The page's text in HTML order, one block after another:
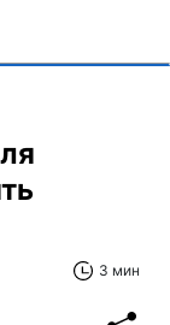
3 мин